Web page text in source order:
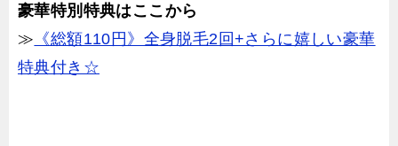
豪華特別特典はここから
≫ 《総額110円》全身脱毛2回+さらに嬉しい豪華
特典付き☆